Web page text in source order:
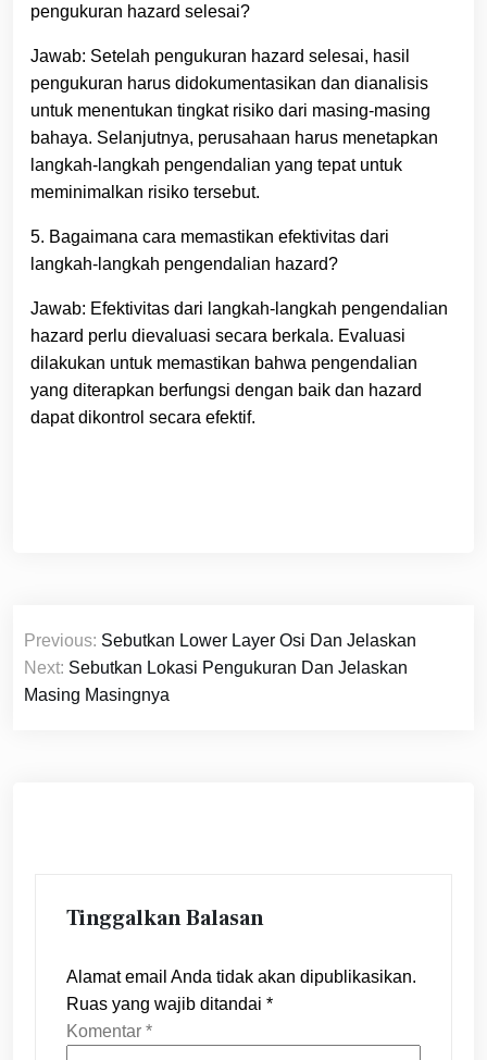
pengukuran hazard selesai?
Jawab: Setelah pengukuran hazard selesai, hasil
pengukuran harus didokumentasikan dan dianalisis
untuk menentukan tingkat risiko dari masing-masing
bahaya. Selanjutnya, perusahaan harus menetapkan
langkah-langkah pengendalian yang tepat untuk
meminimalkan risiko tersebut.
5. Bagaimana cara memastikan efektivitas dari
langkah-langkah pengendalian hazard?
Jawab: Efektivitas dari langkah-langkah pengendalian
hazard perlu dievaluasi secara berkala. Evaluasi
dilakukan untuk memastikan bahwa pengendalian
yang diterapkan berfungsi dengan baik dan hazard
dapat dikontrol secara efektif.
Navigasi
pos
Previous: Sebutkan Lower Layer Osi Dan Jelaskan
Next: Sebutkan Lokasi Pengukuran Dan Jelaskan
Masing Masingnya
Tinggalkan Balasan
Alamat email Anda tidak akan dipublikasikan.
Ruas yang wajib ditandai *
Komentar *